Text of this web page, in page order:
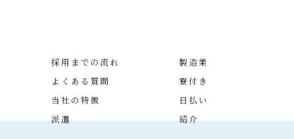
採用までの流れ
よくある質問
当社の特徴
派遣
製造業
寮付き
日払い
紹介